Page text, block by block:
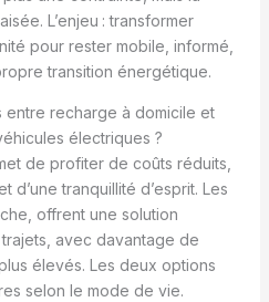
L’enjeu : transformer
pour rester mobile, informé,
transition énergétique.
recharge à domicile et
électriques ?
de profiter de coûts réduits,
d’une tranquillité d’esprit. Les
offrent une solution
avec davantage de
élevés. Les deux options
selon le mode de vie.